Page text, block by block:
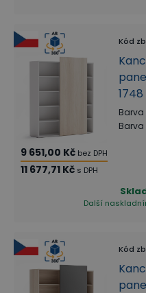
Kód
Barva
9 651,00 Kč bez DPH
11 677,71 Kč s DPH
Další
Kód